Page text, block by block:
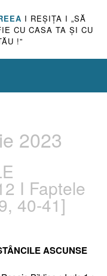
I REŞIŢA I „SĂ
CU CASA TA ŞI CU
!”
2023
I Faptele
40-41]
ASCUNSE